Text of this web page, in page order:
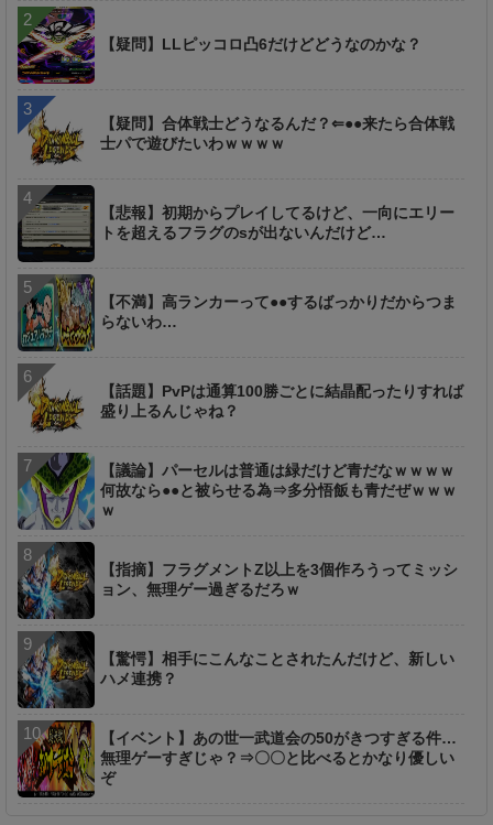
【疑問】LLピッコロ凸6だけどどうなのかな？
【疑問】合体戦士どうなるんだ？⇐●●来たら合体戦
士パで遊びたいわｗｗｗｗ
【悲報】初期からプレイしてるけど、一向にエリー
トを超えるフラグのsが出ないんだけど…
【不満】高ランカーって●●するばっかりだからつま
らないわ…
【話題】PvPは通算100勝ごとに結晶配ったりすれば
盛り上るんじゃね？
【議論】パーセルは普通は緑だけど青だなｗｗｗｗ
何故なら●●と被らせる為⇒多分悟飯も青だぜｗｗｗ
ｗ
【指摘】フラグメントZ以上を3個作ろうってミッシ
ョン、無理ゲー過ぎるだろｗ
【驚愕】相手にこんなことされたんだけど、新しい
ハメ連携？
【イベント】あの世一武道会の50がきつすぎる件…
無理ゲーすぎじゃ？⇒〇〇と比べるとかなり優しい
ぞ